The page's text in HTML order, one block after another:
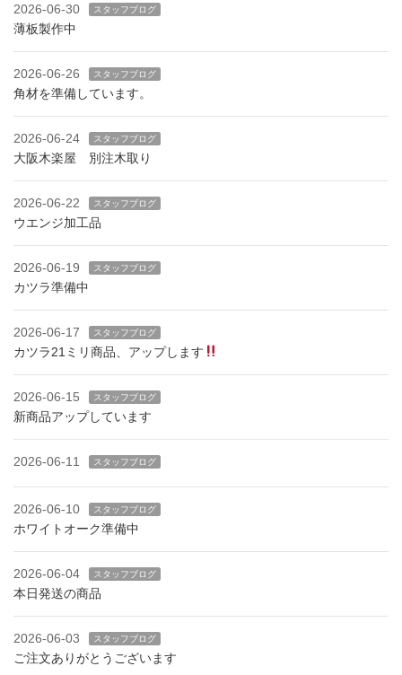
2026-06-30 スタッフブログ
薄板製作中
2026-06-26 スタッフブログ
角材を準備しています。
2026-06-24 スタッフブログ
大阪木楽屋 別注木取り
2026-06-22 スタッフブログ
ウエンジ加工品
2026-06-19 スタッフブログ
カツラ準備中
2026-06-17 スタッフブログ
カツラ21ミリ商品、アップします
2026-06-15 スタッフブログ
新商品アップしています
2026-06-11 スタッフブログ
2026-06-10 スタッフブログ
ホワイトオーク準備中
2026-06-04 スタッフブログ
本日発送の商品
2026-06-03 スタッフブログ
ご注文ありがとうございます